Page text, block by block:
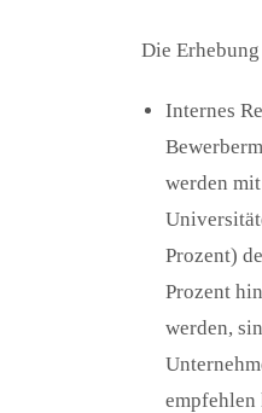
Die
Internes
werden
Prozent)
Prozent
werden,
empfehlen